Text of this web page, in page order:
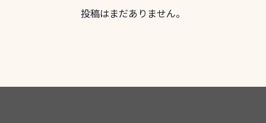
投稿はまだありません。